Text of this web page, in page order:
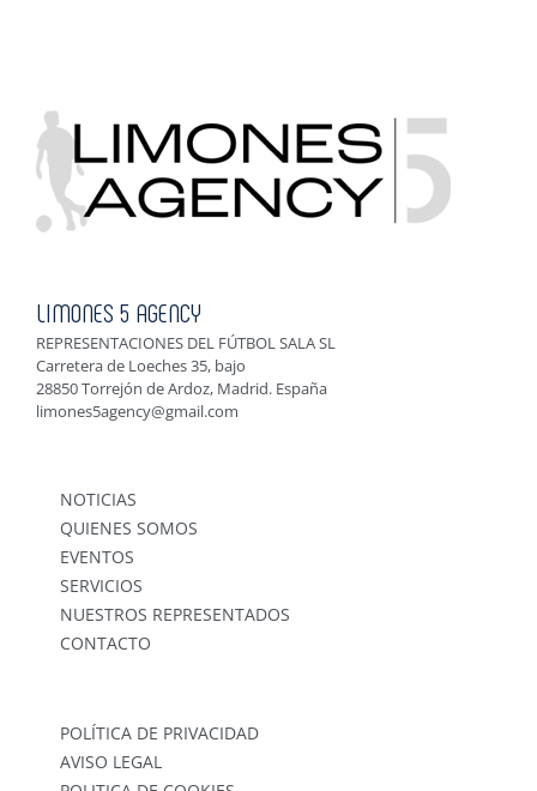
LIMONES 5 AGENCY
REPRESENTACIONES DEL FÚTBOL SALA SL
Carretera de Loeches 35, bajo
28850 Torrejón de Ardoz, Madrid. España
limones5agency@gmail.com
NOTICIAS
QUIENES SOMOS
EVENTOS
SERVICIOS
NUESTROS REPRESENTADOS
CONTACTO
POLÍTICA DE PRIVACIDAD
AVISO LEGAL